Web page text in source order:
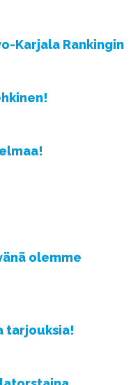
Karjala Rankingin
olemme
tarjouksia!